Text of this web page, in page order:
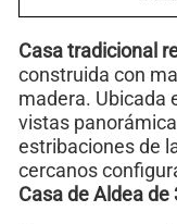
Casa tradicional
construida con
madera. Ubicada
vistas
estribaciones de
cercanos
Casa de Aldea de